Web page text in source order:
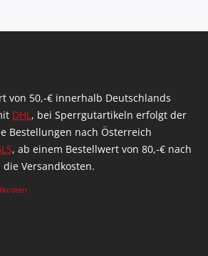
von 50,-€ innerhalb Deutschlands
DHL, bei Sperrgutartikeln erfolgt der
Bestellungen nach Österreich
, ab einem Bestellwert von 80,-€ nach
Versandkosten.